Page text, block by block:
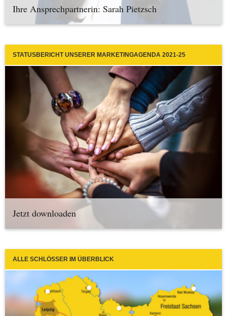
Ihre Ansprechpartnerin: Sarah Pietzsch
STATUSBERICHT UNSERER MARKETINGAGENDA 2021-25
Jetzt downloaden
ALLE SCHLÖSSER IM ÜBERBLICK